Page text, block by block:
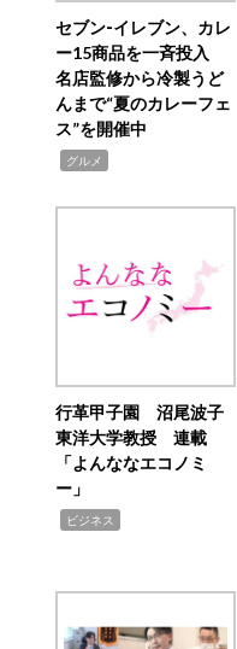
セブン‐イレブン、カレ
ー15商品を一斉投入
名店監修から冷製うど
んまで“夏のカレーフェ
ス”を開催中
グルメ
行革甲子園 沼尾波子
東洋大学教授 連載
「よんななエコノミ
ー」
ビジネス